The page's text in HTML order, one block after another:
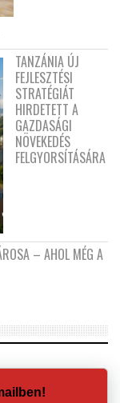
TANZÁNIA ÚJ
FEJLESZTÉSI
STRATÉGIÁT
HIRDETETT A
GAZDASÁGI
NÖVEKEDÉS
FELGYORSÍTÁSÁRA
– AHOL MÉG A